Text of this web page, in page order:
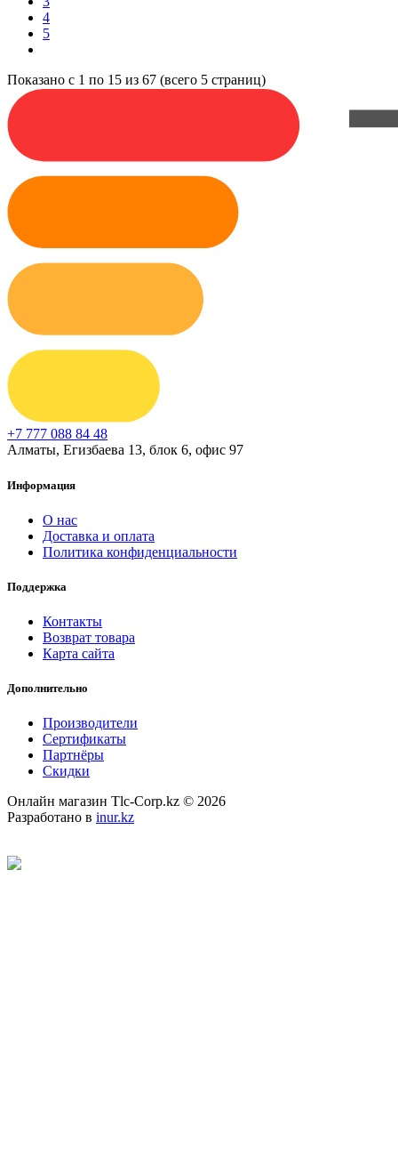
4
5
Показано с 1 по 15 из 67 (всего 5 страниц)
+7 777 088 84 48
Алматы, Егизбаева 13, блок 6, офис 97
Информация
О нас
Доставка и оплата
Политика конфиденциальности
Поддержка
Контакты
Возврат товара
Карта сайта
Дополнительно
Производители
Сертификаты
Партнёры
Скидки
Онлайн магазин Tlc-Corp.kz © 2026
Разработано в inur.kz